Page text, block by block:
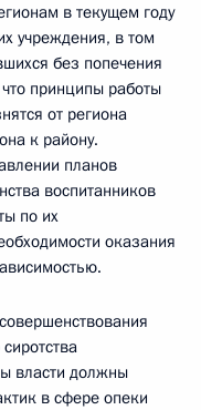
в текущем году
учреждения, в том
без попечения
принципы работы
от региона
к району.
планов
воспитанников
по их
оказания
власти должны
в сфере опеки